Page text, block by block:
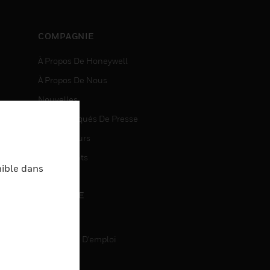
COMPAGNIE
À Propos De Honeywell
À Propos De Nous
Nouvelles
Communiqués De Presse
Investisseurs
Événements
CARRIÈRE
Recherche D'emploi
dans